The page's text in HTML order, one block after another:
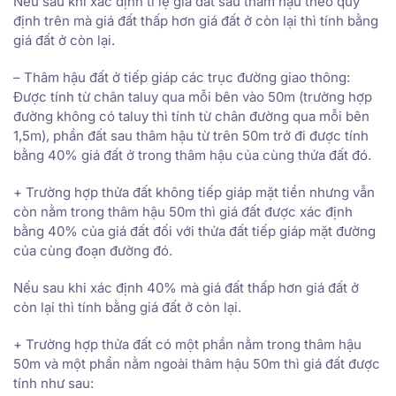
định trên mà giá đất thấp hơn giá đất ở còn lại thì tính bằng
giá đất ở còn lại.
– Thâm hậu đất ở tiếp giáp các trục đường giao thông:
Được tính từ chân taluy qua mỗi bên vào 50m (trường hợp
đường không có taluy thì tính từ chân đường qua mỗi bên
1,5m), phần đất sau thâm hậu từ trên 50m trở đi được tính
bằng 40% giá đất ở trong thâm hậu của cùng thửa đất đó.
+ Trường hợp thửa đất không tiếp giáp mặt tiền nhưng vẫn
còn nằm trong thâm hậu 50m thì giá đất được xác định
bằng 40% của giá đất đối với thửa đất tiếp giáp mặt đường
của cùng đoạn đường đó.
Nếu sau khi xác định 40% mà giá đất thấp hơn giá đất ở
còn lại thì tính bằng giá đất ở còn lại.
+ Trường hợp thửa đất có một phần nằm trong thâm hậu
50m và một phần nằm ngoài thâm hậu 50m thì giá đất được
tính như sau: